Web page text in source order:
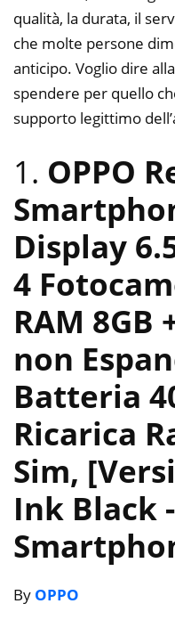
qualità, la durata, il
che molte persone
anticipo. Voglio dire
spendere per quello
supporto legittimo
1. OPPO
Display
4
RAM 8GB
non
Batteria
Ricarica
Sim,
Ink Black
By OPPO